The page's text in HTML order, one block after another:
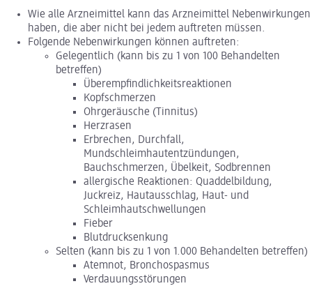
Wie alle Arzneimittel kann das Arzneimittel Nebenwirkungen
haben, die aber nicht bei jedem auftreten müssen.
Folgende Nebenwirkungen können auftreten:
Gelegentlich (kann bis zu 1 von 100 Behandelten
betreffen)
Überempfindlichkeitsreaktionen
Kopfschmerzen
Ohrgeräusche (Tinnitus)
Herzrasen
Erbrechen, Durchfall,
Mundschleimhautentzündungen,
Bauchschmerzen, Übelkeit, Sodbrennen
allergische Reaktionen: Quaddelbildung,
Juckreiz, Hautausschlag, Haut- und
Schleimhautschwellungen
Fieber
Blutdrucksenkung
Selten (kann bis zu 1 von 1.000 Behandelten betreffen)
Atemnot, Bronchospasmus
Verdauungsstörungen